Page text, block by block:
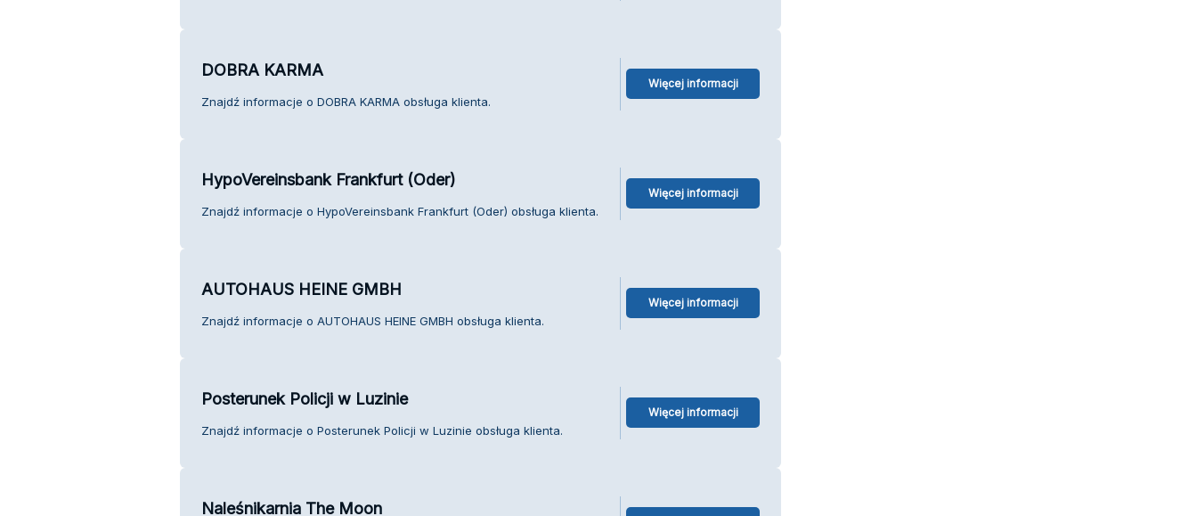
DOBRA KARMA
Znajdź informacje o DOBRA KARMA obsługa klienta.
Więcej informacji
HypoVereinsbank Frankfurt (Oder)
Znajdź informacje o HypoVereinsbank Frankfurt (Oder) obsługa klienta.
Więcej informacji
AUTOHAUS HEINE GMBH
Znajdź informacje o AUTOHAUS HEINE GMBH obsługa klienta.
Więcej informacji
Posterunek Policji w Luzinie
Znajdź informacje o Posterunek Policji w Luzinie obsługa klienta.
Więcej informacji
Naleśnikarnia The Moon